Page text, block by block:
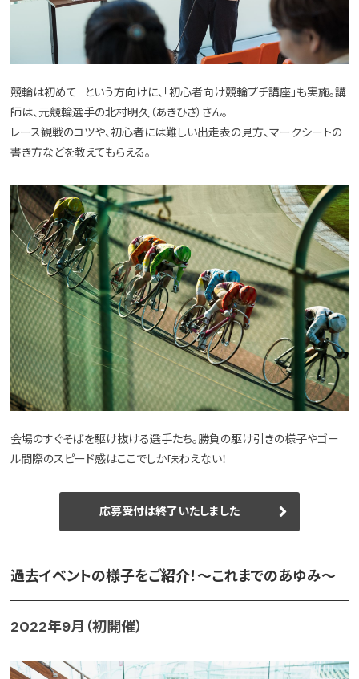
競輪は初めて…という方向けに、「初心者向け競輪プチ講座」も実施。講
師は、元競輪選手の北村明久（あきひさ）さん。
レース観戦のコツや、初心者には難しい出走表の見方、マークシートの
書き方などを教えてもらえる。
会場のすぐそばを駆け抜ける選手たち。勝負の駆け引きの様子やゴー
ル間際のスピード感はここでしか味わえない！
応募受付は終了いたしました
過去イベントの様子をご紹介！〜これまでのあゆみ〜
2022年9月（初開催）